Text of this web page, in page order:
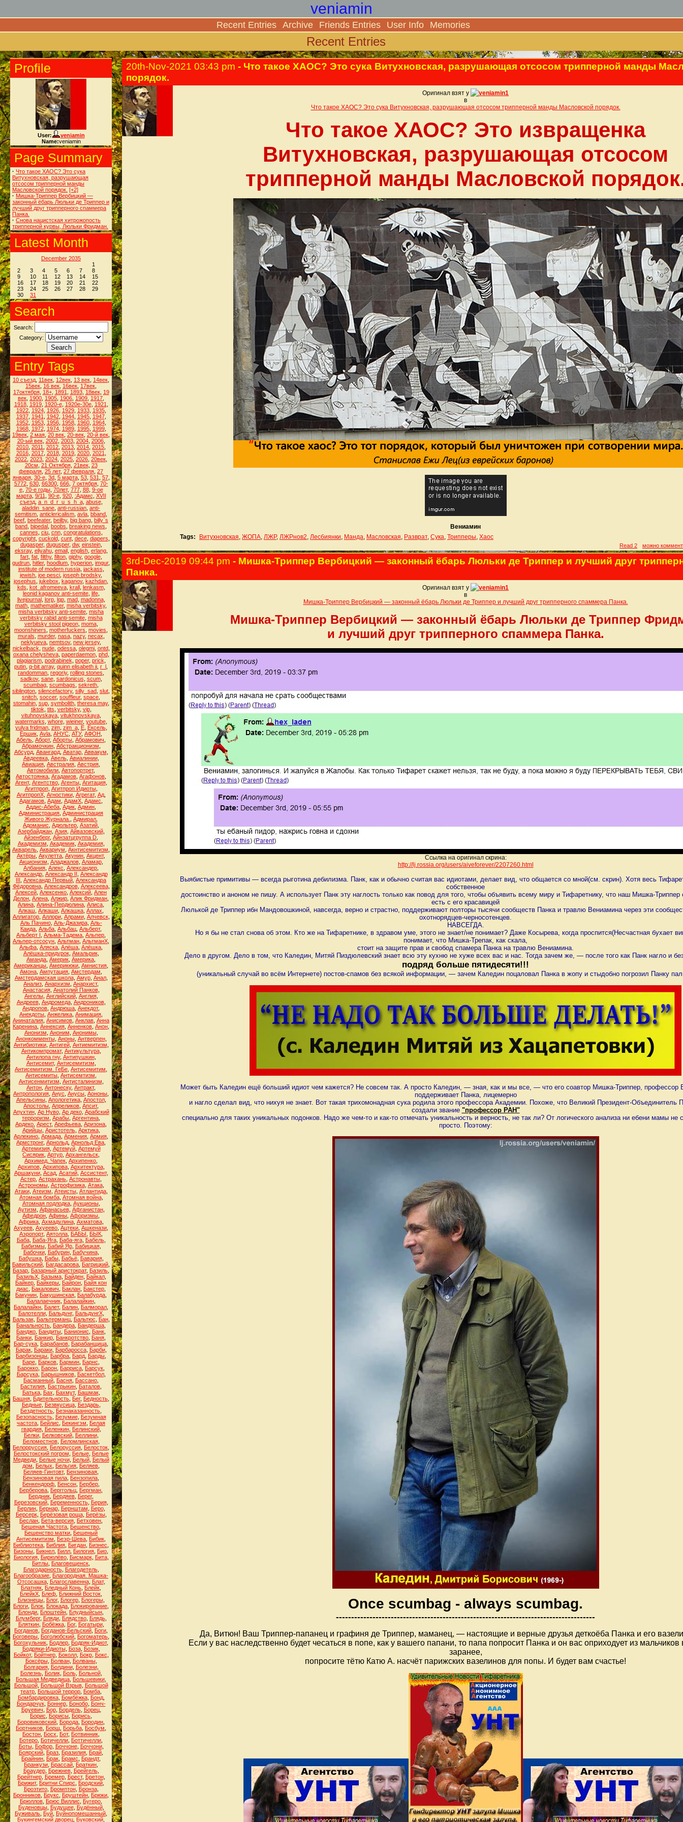
veniamin
Recent Entries Archive Friends Entries User Info Memories
Recent Entries
Profile
User:
veniamin
Name:veniamin
Page Summary
· Что такое ХАОС? Это сука
Витухновская, разрушающая
отсосом трипперной манды
Масловской порядок. [+2]
· Мишка-Триппер Вербицкий —
законный ёбарь Люльки де Триппер и
лучший друг трипперного спаммера
Панка.
· Снова нацистская хитрожопость
трипперной курвы, Люльки Фридман.
Latest Month
December 2035
1
2
3 4 5 6 7
8
9
10 11 12 13 14
15
16
17 18 19 20 21
22
23
24 25 26 27 28
29
30
31
Search
Search:
Category:
Entry Tags
10 съезд 11век 12век 13 век 14век
15век 16 век 16век 17век
17октября, 18+, 1891 1893, 18век, 19
век 1900 1905 1906 1909 1917
1918, 1919, 1920-е, 1920е-30е, 1921
1922, 1924, 1926, 1929, 1933, 1935,
1937, 1941 1942, 1944, 1945, 1947,
1952, 1953, 1956, 1958, 1960, 1964,
1968, 1972, 1974, 1989, 1995, 1999,
19век 2 мая 20 век 20-век 20-й век
20-ый век, 2002, 2003, 2004, 2006,
2010 2011 2012 2013 2014 2015
2016, 2017, 2018, 2019, 2020, 2021
2022 2023 2024 2025 2026 20век
20см 21 Октября, 21век, 23
февраля 25 лет, 27 февраля 27
января, 30-е, 3d, 5 марта, 53, 531 57,
5772, 630, 66300, 666, 7 октября, 70-
е, 70-е годы, 70лет, 777, 88, 9-ое
марта, 9/11 90-е, 920, :Адамс XVII
съезд, a_n_d_r_u_s_h_a, abuse,
aladdin_sane anti-russian anti-
semitism anticlericalism avla bband
beef beefeater, beilby, big bang billy`s
band bipedal boobs breaking news
cannes ciu, cnn, congratulations
copyright, cuckold, cunt, dece, diapers
dugasper, dugusper, dw, einstein,
eksray, eliyahu, email, english, erlang,
fart, fat, filthy, filton, giphy, google,
gudrun hitler, hoodlum hyperion imgur,
institute of modern russia, jackass
jewish joe pesci joseph brodsky,
josephus jukebox kaganov, kazhdan
kds kot_afromeeva, krall, lenkasm,
leonid kaganov anti-semite, life,
livejournal, lorp, lqp, mad, madonna,
math mathematiker, misha verbitsky,
misha verbitsky anti-semite misha
verbitsky rabid anti-semite, misha
verbitsky stool pigeon, moma,
moonshiners motherfuckers movies
murals murder, nasa, nazy, necax
neklyueva nemtsov, new jersey,
nickelback nude, odessa, olegmi, ontd,
oxana chelysheva, paperdaemon, phd,
plagiarism, podrabinek poper, prick
putin q-bit array, quinn elisabeth ii r_l
randomman regoriy, rolling stones
sadkov, sane, sardonicus scum,
scumbag scumbags sekreth
siblington silencefactory, silly_sad slut
snitch soccer, souffleur, space
stomahin, sup, symbolith, theresa may,
tiktok tits verbitsky, vip,
vituhnovskaya, vitukhnovskaya,
watermarks whore, wieiner, youtube,
yulya fridman, zim, zim_a, Ё, Ёксель,
Ёршик Аvla АНУС АТУ, АФОН
Абель Аборт, Аборты Абрамович
Абрамочкин, Абстракционизм
Абсурд, Авангард, Аватар, Аввакум
Авдеевка, Авель, Авиалинии,
Авиация Австралия Австрия
Автомобили Автопортрет,
Автостоянка Агадамов Агафонов
Агент, Агентство, Агенты, Агитация,
Агитпроп, Агитпроп Идиоты,
АгитпропХ, Агностики, Агрегат, Ад,
Адагамов Адам АдамХ Адамс
Аддис-Абеба Адик Админ
Администрация Администрация
Живого Журнала.
Адмирал
Адоманис Адюльтер Азатий
Азербайджан, Азия, Айвазовский,
Айзенберг, Айнзатцгруппа D
Академизм Академик, Академия,
Акварель Аквариум Акнтисемитизм
Актёры Акулетта Акунин Акцент,
Акционизм Аладжалов, Аламар,
Албания Алекс Александер
Александр, Александр II Александр
III Александр Первый Александра
Фёдоровна, Александров, Алексеева,
Алексей Алексенко Алексий Ален
Делон Алена Алжир Алик Фридман
Алина Алина-Пердюлина Алиса
Алкаш Алкаши Алкашка Аллах
Аллигатор, Аллори, Алрами, Алчевск,
Аль Пачино, Аль-Джазира, Аль-
Каида Альба Альбац Альберт,
Альберт I Альма-Тадема Альпер
Альпер-отсосун Альтман АльтманХ
Альфа Аляска Алёша Алёшка
Алёшка-придурок, Амальрик,
Аманда Америк Америка
Американцы Америкюки Амнистия
Амона Ампутация Амстердам
Амстердамская школа, Амур, Анал,
Анализ Анархизм Анархист,
Анастасия, Анатолий Панков,
Ангелы, Английский, Англия,
Андреев, Андромеда, Андроников,
Андропов Андрюша Анекдот,
Анекдоты Анжелика Анимация
Анинаталия Анисимов Анклав Анна
Каренина Аннексия Анненков Анон
Анонизм Аноним Анонимы,
Анонкомменты, Аноны, Антверпен,
Антибиотики, Антигей, Антиемитизм
Антикомпромат, Антикультура,
Антилопа гну, Антипушкин,
Антисемит, Антисемитизм
Антисемитизм. ГеБе Антисемитим
Антисемиты Антисемтизм
Антисенмитизм Антисталинизм
Антон Антонеску, Антракт,
Антропология Анус Анусы Аононы
Апельсины, Апологетика, Апостол,
Апостолы Апреликов Апсит,
Апухтин, Ар Нуво, Ар деко, Арабский
терроризм Арабы Аргентина
Ардеко Арест, Арефьева Аризона
Арийцы, Аристотель, Арктика,
Арлекино Армада Армения Армия
Армстронг, Арнольд Арнольд Ева
Артемизия, Артемуй, Артемуй
Сисярик Артур Архангельск
Архимед. Чапек Архипенко
Архипов, Архипова, Архитектура,
Аршакуни, Асад, Асатий, Ассистент,
Астер Астрахань Астронавты
Астрономы, Астрофизика, Атака,
Атаки, Атеизм Атеисты, Атлантида,
Атомная бомба, Атомная война,
Атомная подлодка, Аукционы,
Аутизм Афанасьев, Афганистан,
Афедрон Афины Афоризмы
Африка, Ахмадулина, Ахматова,
Ахуеев Ахуеево Ацтеки Ашкенази
Аэропорт, Аятолла БАБЫ БЫК
Баба, Баба-Яга, Баба-яга, Бабель,
Бабизмы, Бабий Яр, Бабицкая,
Бабочки, Бабурин, Бабучина,
Бабушка, Бабы, Бабьё, Бавария,
Бавильский Багдасарова Багрицкий
Базар Базарный аристократ, Базиль
БазильХ, Базыма, Байден, Байкал,
Байкер Байкеры Байрон Байя кон
диас
Бакалович Баклан Бакстер
Бакунин Бакушинская Балабурда
Балалаечник, Балалайкин,
Балалайкн Балет, Балин Балморал
Балотелли, Бальдунг, БальдунгХ,
Бальзак, Бальтерманц, Бальтюс Бан,
Банальность Бандера Бандерша
Банджо Бандиты Банионис Банк
Банки Банкир Банкротство Баня
Бар-сука Барабанов Барабанщица
Барак, Бараки, Барбаросса, Барби,
Барбизонцы Барбра Бард Барды
Баре Барков Бармин Барнс
Барокко Барон Барриса Барсук
Барсука, Барышников, Баскетбол,
Басманный Басня Бассано
Бастилия Бастрыкин Баталов
Батька, Бах Бахмут, Башмак,
Башня Бдительность Бег, Бедность
Бедные, Безвкусица, Бездарь,
Бездетность Безнаказанность
Безопасность, Безумие, Безумная
частота Бейлис Бекингэм
Белая
гвардия, Беленкин, Белинский,
Белки, Белковский, Беллини,
Беломестнов, Беломлинская,
Белорруссия Белоруссия Белосток
Белостокский погром
Белые, Белые
Медведи, Белые ночи, Белый, Белый
дом
Белых Бельгия Беляев
Беляев-Гинтовт, Бензиновая
Бензиновая пила Бензопила
Бенкендорф Бенсон Бербер
Берберова Берггольц Бергман
Бердник Бердяев Берег,
Березовский, Беременность, Берия,
Берлин, Бернар, Бернштам Беро,
Берсерк, Берёзовая роща, Берёзы,
Беслан Бета-версия Бетховен
Бешеная Частота Бешенство
Бешенство матки Бешеный
Антисемитизм
Беэр-Шева Бибик
Библиотека Библия Бигдан Бизнес
Бизоны Бикнел Билл Билогия Био
Биология, Бирюлёво, Бисмарк, Бита,
Битлы Благовещенск
Благодарность, Благодетель,
Благообразие Благородная. Машка-
Отсосашка, Благославенна, Блат,
Блатняк Бледный Конь Блейк
БлейкХ Блеф Ближний Восток
Близнецы, Блог, Блогер, Блогеры,
Блоги Блок Блокада Блокирование
Блонди Блоштейн Блудныйсын
Блумберг, Бляди, Блядство, Блядь,
Бляткин, Бобёжка, Бог, Богатыри,
Богданов Богданов-Бельский Боги
Боговеры Боголюбский Богоматерь
Богохульник Бодлер Бодряк-Идиот,
Бодряки-Идиоты, Боза, Бозик,
Бойкот, Бойтнер, Боколл, Бокр, Бокс
Боксёры, Болван, Болваны,
Болгария, Болдини, Болезни,
Болезнь, Болик, Боль, Больной,
Большая Медведица Большевики
Большой, Большой Взрыв, Большой
театр Большой террор Бомба
Бомбардировка, Бомбёжка, Бонд,
Бондарчук, Боннер, Бонобо, Бонч-
Бруевич
Бор, Бордель, Борец,
Борис
Борисы Борись
Боровиковский Борода Бородин
Бортников Борщ Борьба Босбум
Бостон Босх Бот, Ботвинник
Ботеро Ботичелли Боттичелли
Боты, Бофор, Боччоне, Боччони,
Боярский Браз Бразилия Брай
Брайнин Брак Брамс Брандт,
Бранкузи Брассай Браткин
Браудер, Брежнев, Брейгель,
Брейтнер, Бремер, Брест, Бретон,
Брижит, Бритни Спирс Бродский
Брозтито, Бромптон, Бронза,
Бронников Брукс Бруштейн Брюки
Брюллов Брюс Виллис Бугеро
Буденовцы, Будущее, Будённый,
Буживаль Буй Буйнопомешанный
Букингемский дворец Буковский
20th-Nov-2021 03:43 pm - Что такое ХАОС? Это сука Витухновская, разрушающая отсосом трипперной манды
порядок.
Оригинал взят у
veniamin1
в
Что такое ХАОС? Это сука Витухновская, разрушающая отсосом трипперной манды Масловской порядок.
Что такое ХАОС? Это извращенка
Витухновская, разрушающая отсосом
трипперной манды Масловской
Вениамин
Tags:
Витухновская, ЖОПА, ЛЖР, ЛЖРнов2, Лесбиянки, Манда, Масловская, Разврат, Сука, Трипперы, Хаос
Read 2 можно
3rd-Dec-2019 09:44 pm - Мишка-Триппер Вербицкий — законный ёбарь Люльки де Триппер и лучший друг
Панка.
Оригинал взят у
veniamin1
в
Мишка-Триппер Вербицкий — законный ёбарь Люльки де Триппер и лучший друг трипперного спаммера Панка.
Мишка-Триппер Вербицкий — законный ёбарь Люльки де Триппер
и лучший друг трипперного спаммера Панка.
Ссылка на оригинал скрина:
http://lj.rossia.org/users/aiveforever/2207260.html
Выябистые примитивы — всегда рыготина дебилизма. Панк, как и обычно считая вас идиотами, делает вид, что общается со мной(см. скрин). Хотя весь
собственное
достоинство и аноном не пишу. А использует Панк эту наглость только как повод для того, чтобы объявить всему миру и Тифаретнику, что наш Мишка-Триппер
есть с его красавицей
Люлькой де Триппер ибн Мандовошкиной, навсегда, верно и страстно, поддерживают полторы тысячи сообществ Панка и травлю Вениамина через эти
охотнорядцев-черносотенцев.
НАВСЕГДА.
Но я бы не стал снова об этом. Кто же на Тифаретнике, в здравом уме, этого не знает/не понимает? Даже Косырева, когда проспится(Несчастная бухает
понимает, что Мишка-Трепак, как скала,
стоит на защите прав и свобод спамера Панка на травлю Вениамина.
Дело в другом. Дело в том, что Каледин, Митяй Пиздюлевский знает всю эту кухню не хуже всех вас и нас. Тогда зачем же, — после того как Панк нагло и
подряд больше пятидесяти!!!
(уникальный случай во всём Интернете) постов-спамов без всякой информации, — зачем Каледин поцаловал Панка в жопу и стыдобно погрозил Панку
Может быть Каледин ещё больший идиот чем кажется? Не совсем так. А просто Каледин, — зная, как и мы все, — что его соавтор Мишка-Триппер, профессор
поддерживает Панка, лицемерно
и нагло сделал вид, что нихуя не знает. Вот такая трихомонадная сука родила этого профессора Академии. Похоже, что Великий Президент-Объединитель
создали звание "профессор РАН"
специально для таких уникальных подонков. Надо же чем-то и как-то отмечать уникальность и верность, не так ли? От логического анализа ни ебени мамы не
просто. Поэтому:
Once scumbag - always scumbag.
-------------------------------------------------------------------------------------
Да, Витюн! Ваш Триппер-папанец и графиня де Триппер, маманец, — настоящие и верные друзья деткоёба Панка и его
Если у вас наследственно будет чесаться в попе, как у вашего папани, то папа попросит Панка и он вас оприходует из
заранее,
попросите тётю Катю А. насчёт парижских вазелинов для попы. И будет вам счастье!